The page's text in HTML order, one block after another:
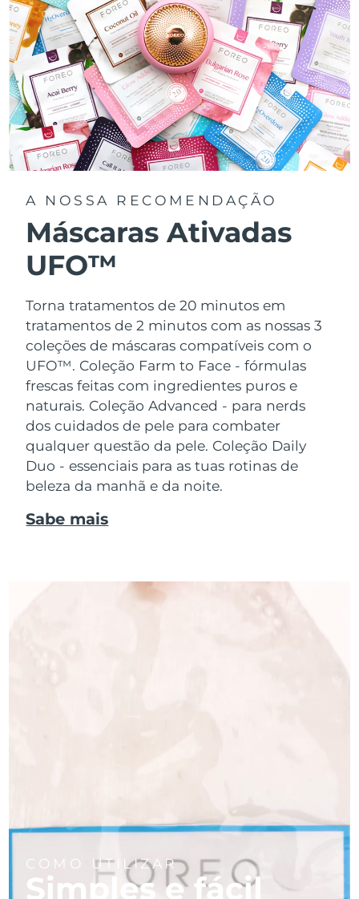
A NOSSA RECOMENDAÇÃO
Máscaras Ativadas
UFO™
Torna tratamentos de 20 minutos em
tratamentos de 2 minutos com as nossas 3
coleções de máscaras compatíveis com o
UFO™. Coleção Farm to Face - fórmulas
frescas feitas com ingredientes puros e
naturais. Coleção Advanced - para nerds
dos cuidados de pele para combater
qualquer questão da pele. Coleção Daily
Duo - essenciais para as tuas rotinas de
beleza da manhã e da noite.
Sabe mais
COMO UTILIZAR
Simples e fácil